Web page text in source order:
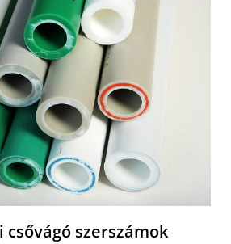
csővágó szerszámok